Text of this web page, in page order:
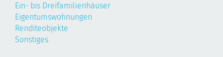
Ein- bis Dreifamilienhäuser
Eigentumswohnungen
Renditeobjekte
Sonstiges